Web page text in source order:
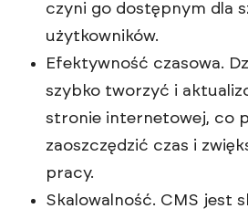
czyni go dostępnym dla
użytkowników.
Efektywność czasowa.
szybko tworzyć i
stronie internetowej, co
zaoszczędzić czas i
pracy.
Skalowalność. CMS jest